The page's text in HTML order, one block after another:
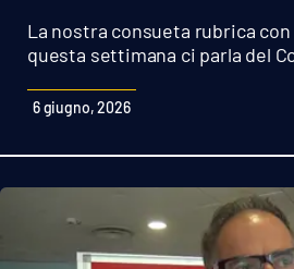
Sanità
Podcast
Meteo
La nostra consueta rubrica
questa settimana ci parla del
6 giugno, 2026